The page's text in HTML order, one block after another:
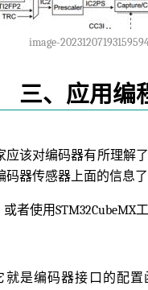
image-
三、应用编
该对编码器有所理解
器传感器上面的信息了
者使用STM32CubeMX
它就是编码器接口的